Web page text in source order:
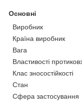
Основні
Виробник
Країна виробник
Вага
Властивості
Клас зносостійкості
Стан
Сфера застосування